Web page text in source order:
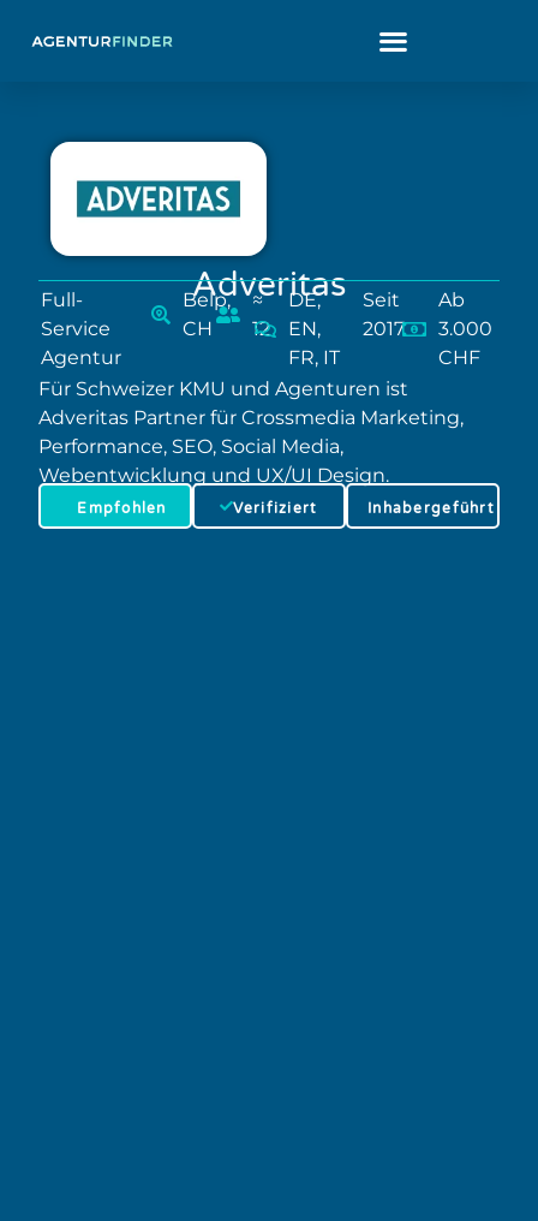
Adveritas
Full-
Service
Agentur
Belp,
CH
≈
12
DE,
EN,
FR, IT
Seit
2017
Ab
3.000
CHF
Für Schweizer KMU und Agenturen ist
Adveritas Partner für Crossmedia Marketing,
Performance, SEO, Social Media,
Webentwicklung und UX/UI Design.
Empfohlen Verifiziert Inhabergeführt